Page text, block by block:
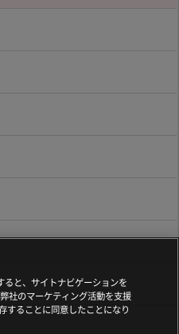
ると、サイトナビゲーションを
社のマーケティング活動を支援
することに同意したことになり